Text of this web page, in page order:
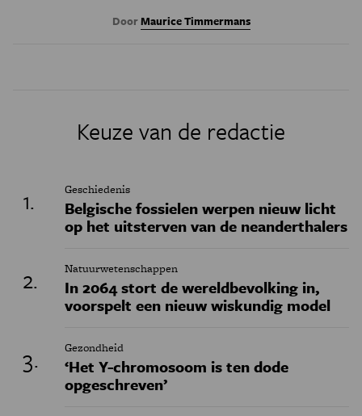
DoorMaurice Timmermans
Keuze van de redactie
Geschiedenis
Belgische fossielen werpen nieuw licht
op het uitsterven van de neanderthalers
Natuurwetenschappen
In 2064 stort de wereldbevolking in,
voorspelt een nieuw wiskundig model
Gezondheid
‘Het Y-chromosoom is ten dode
opgeschreven’